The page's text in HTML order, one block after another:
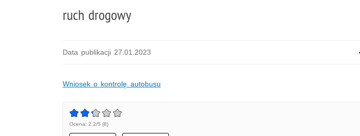
ruch drogowy
Data publikacji 27.01.2023
Wniosek o kontrolę autobusu
Ocena: 2.2/5 (8)